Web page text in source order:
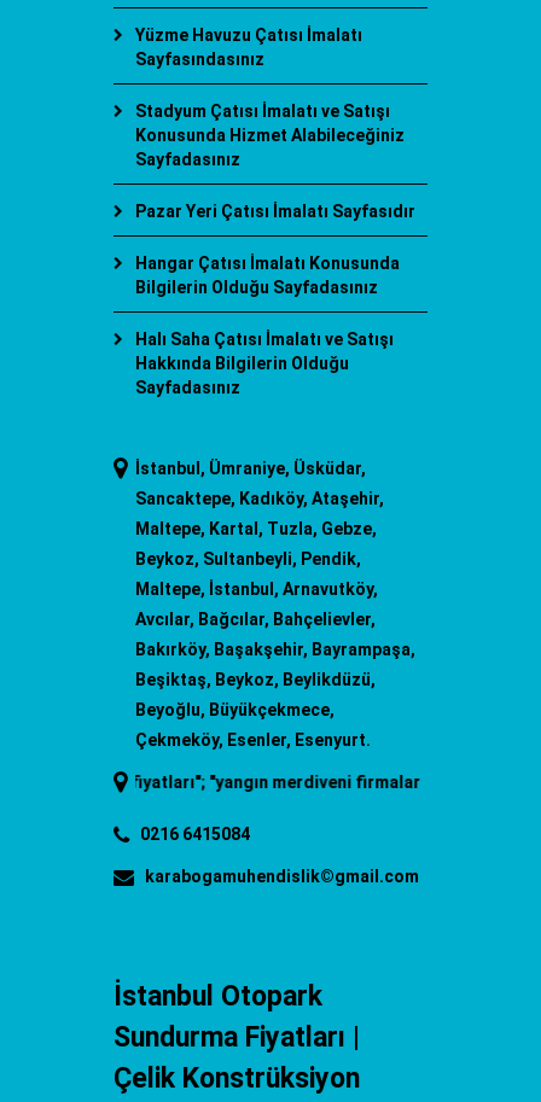
Yüzme Havuzu Çatısı İmalatı
Sayfasındasınız
Stadyum Çatısı İmalatı ve Satışı
Konusunda Hizmet Alabileceğiniz
Sayfadasınız
Pazar Yeri Çatısı İmalatı Sayfasıdır
Hangar Çatısı İmalatı Konusunda
Bilgilerin Olduğu Sayfadasınız
Halı Saha Çatısı İmalatı ve Satışı
Hakkında Bilgilerin Olduğu
Sayfadasınız
İstanbul, Ümraniye, Üsküdar,
Sancaktepe, Kadıköy, Ataşehir,
Maltepe, Kartal, Tuzla, Gebze,
Beykoz, Sultanbeyli, Pendik,
Maltepe, İstanbul, Arnavutköy,
Avcılar, Bağcılar, Bahçelievler,
Bakırköy, Başakşehir, Bayrampaşa,
Beşiktaş, Beykoz, Beylikdüzü,
Beyoğlu, Büyükçekmece,
Çekmeköy, Esenler, Esenyurt.
"; " yangın merdiveni firmaları"; "yangın merdiveni
0216 6415084
karabogamuhendislik©gmail.com
İstanbul Otopark
Sundurma Fiyatları |
Çelik Konstrüksiyon